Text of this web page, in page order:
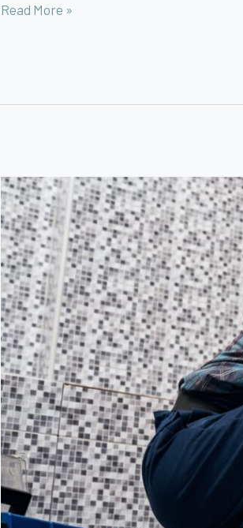
Read More »
Harga
Service
Mesin
Cuci
April
2024